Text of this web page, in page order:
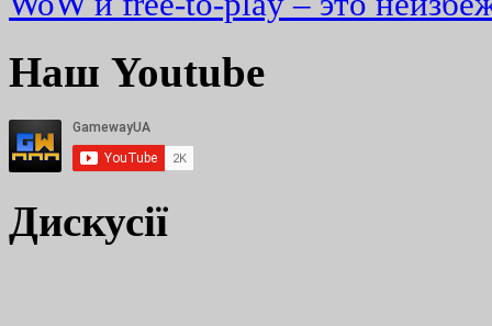
Наш Youtube
Дискусії